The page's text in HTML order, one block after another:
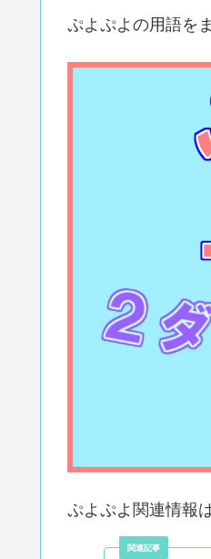
ぷよぷよの用語を
ぷよぷよ関連情報